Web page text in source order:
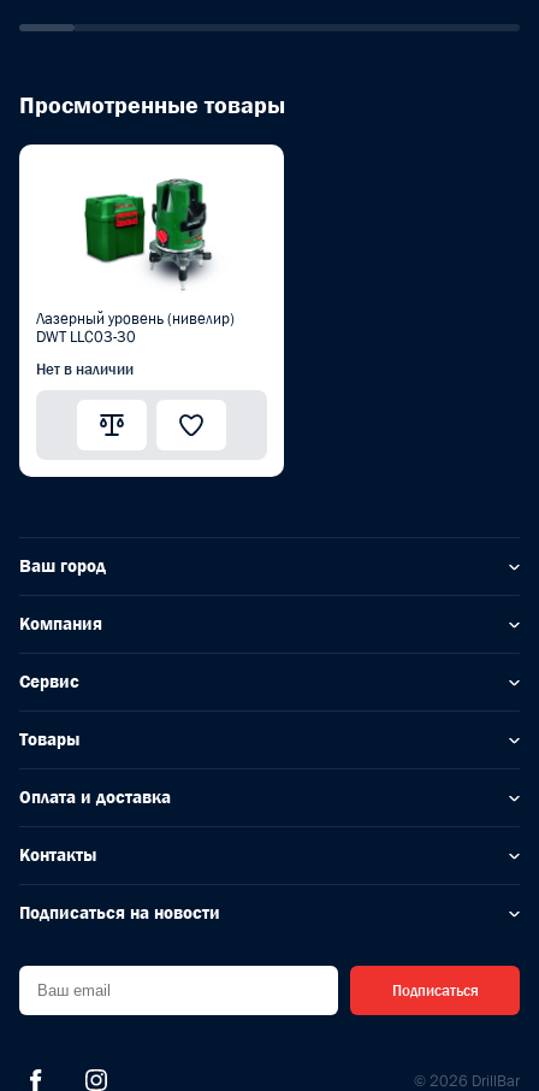
Просмотренные товары
Лазерный уровень (нивелир)
DWT LLC03-30
Нет в наличии
Ваш город
Компания
Сервис
Товары
Оплата и доставка
Контакты
Подписаться на новости
Подписаться
© 2026 DrillBar